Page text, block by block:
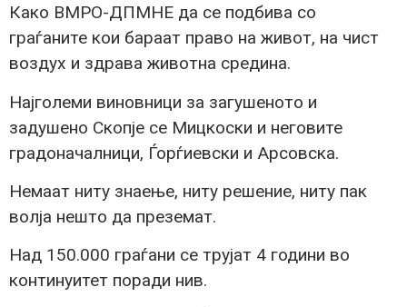
Како ВМРО-ДПМНЕ да се подбива со
граѓаните кои бараат право на живот, на чист
воздух и здрава животна средина.
Најголеми виновници за загушеното и
задушено Скопје се Мицкоски и неговите
градоначалници, Ѓорѓиевски и Арсовска.
Немаат ниту знаење, ниту решение, ниту пак
волја нешто да преземат.
Над 150.000 граѓани се трујат 4 години во
континуитет поради нив.